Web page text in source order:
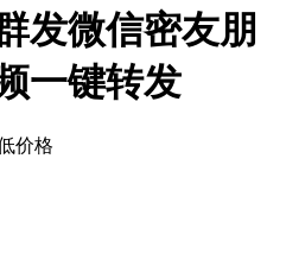
发微信密友朋
一键转发
价格